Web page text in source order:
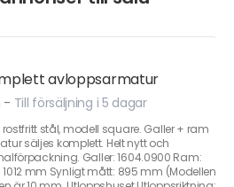
avloppsarmatur
- Till försäljning i 5 dagar
stål, modell square. Galler + ram
säljes komplett. Helt nytt och
Galler: 1604.0900 Ram:
mm Synligt mått: 895 mm (Modellen